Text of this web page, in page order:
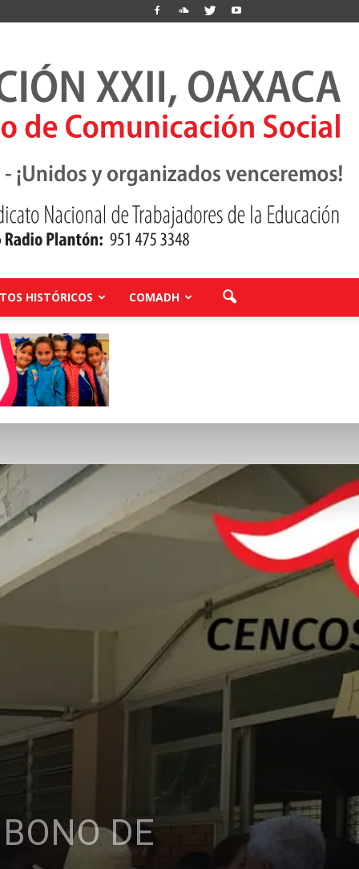
HISTÓRICOS COMADH
DE